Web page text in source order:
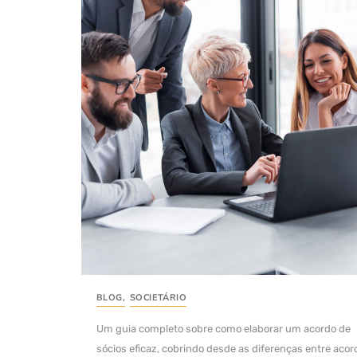
BLOG, SOCIETÁRIO
Um guia completo sobre como elaborar um acordo de
sócios eficaz, cobrindo desde as diferenças entre